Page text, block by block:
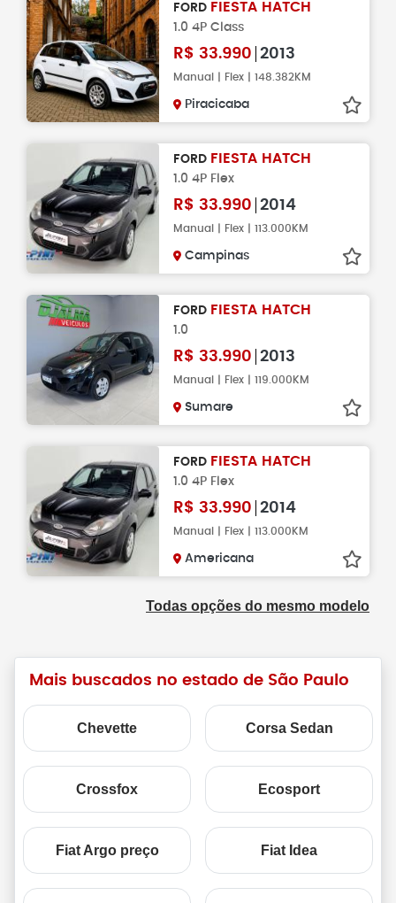
FORD FIESTA HATCH
1.0 4P Class
R$ 33.990 2013
Manual | Flex | 148.382KM
Piracicaba
FORD FIESTA HATCH
1.0 4P Flex
R$ 33.990 2014
Manual | Flex | 113.000KM
Campinas
FORD FIESTA HATCH
1.0
R$ 33.990 2013
Manual | Flex | 119.000KM
Sumare
FORD FIESTA HATCH
1.0 4P Flex
R$ 33.990 2014
Manual | Flex | 113.000KM
Americana
Todas opções do mesmo modelo
Mais buscados no estado de São Paulo
Chevette Corsa Sedan
Crossfox Ecosport
Fiat Argo preço Fiat Idea